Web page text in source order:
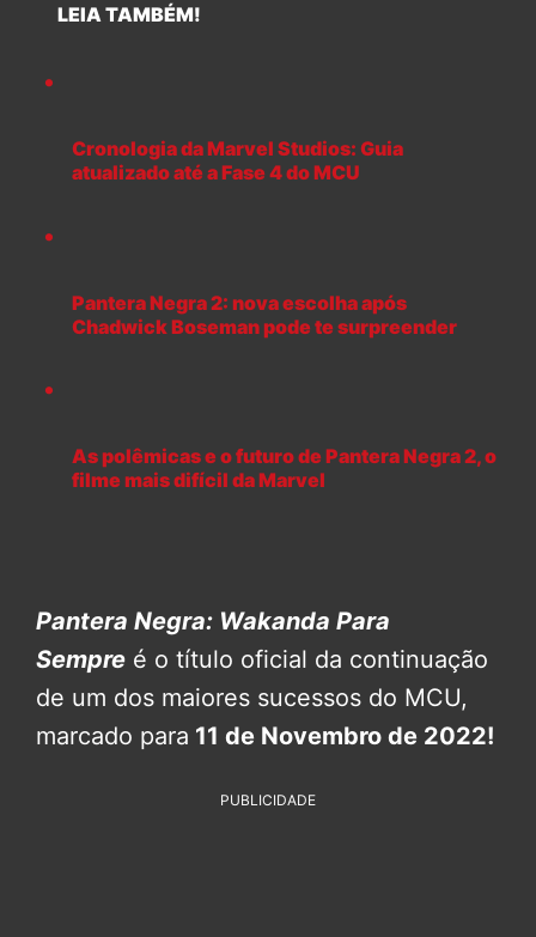
LEIA TAMBÉM!
Cronologia da Marvel Studios: Guia
atualizado até a Fase 4 do MCU
Pantera Negra 2: nova escolha após
Chadwick Boseman pode te surpreender
As polêmicas e o futuro de Pantera Negra 2, o
filme mais difícil da Marvel
Pantera Negra: Wakanda Para
Sempre é o título oficial da continuação
de um dos maiores sucessos do MCU,
marcado para 11 de Novembro de 2022!
PUBLICIDADE